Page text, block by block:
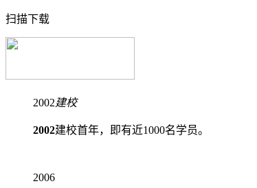
扫描下载
2002建校
2002建校首年，即有近1000名学员。
2006